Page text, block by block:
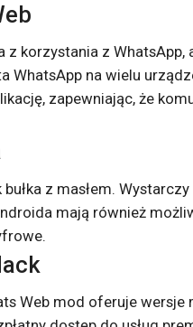
korzystania z WhatsApp,
WhatsApp na wielu
zapewniając, że
z masłem.
mają również
Web mod oferuje wersje